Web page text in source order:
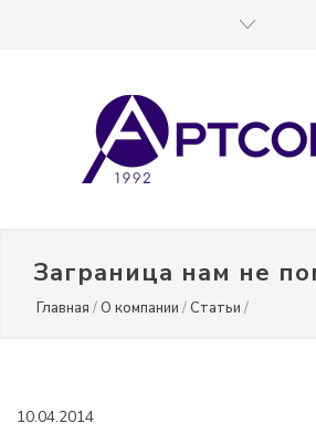
Заграница нам не
Главная /О компании /Статьи /
10.04.2014